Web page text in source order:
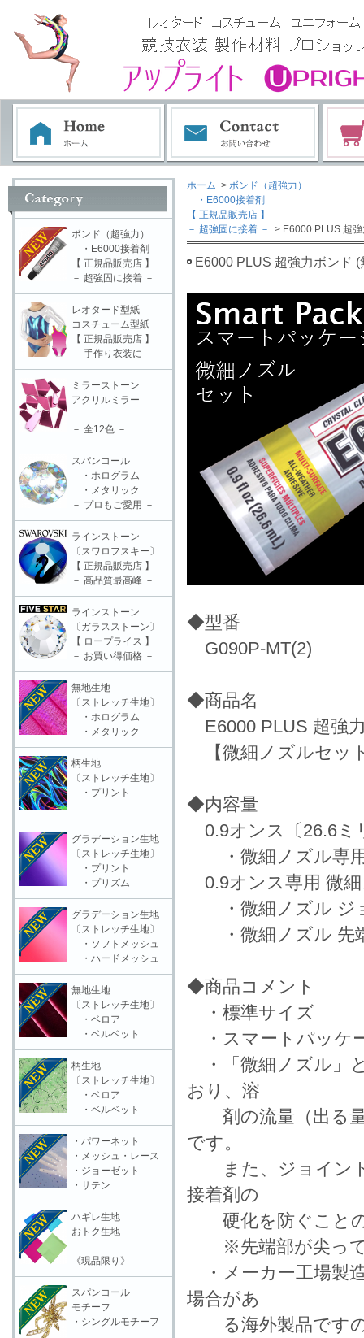
ホーム > ボンド（超強力）
・E6000接着剤
【 正規品販売店 】
－ 超強固に接着 －
> E6000 PLUS 超
E6000 PLUS 超強力ボンド
◆型番
G090P-MT(2)
◆商品名
E6000 PLUS 超強
【微細ノズルセッ
◆内容量
0.9オンス〔26.6ミ
・微細ノズル専用
0.9オンス専用 微
・微細ノズル ジ
・微細ノズル 先
◆商品コメント
・標準サイズ
・スマートパッケ
・「微細ノズル」
おり、溶
剤の流量（出る量
です。
また、ジョイント
接着剤の
硬化を防ぐことの
※先端部が尖って
・メーカー工場製
場合があ
る海外製品ですの
ボンド（超強力）
・E6000接着剤
【 正規品販売店 】
－ 超強固に接着 －
レオタード型紙
コスチューム型紙
【 正規品販売店 】
－ 手作り衣装に －
ミラーストーン
アクリルミラー
－ 全12色 －
スパンコール
・ホログラム
・メタリック
－ プロもご愛用 －
ラインストーン
〔スワロフスキー〕
【 正規品販売店 】
－ 高品質最高峰 －
ラインストーン
〔ガラスストーン〕
【 ロープライス 】
－ お買い得価格 －
無地生地
〔ストレッチ生地〕
・ホログラム
・メタリック
柄生地
〔ストレッチ生地〕
・プリント
グラデーション生地
〔ストレッチ生地〕
・プリント
・プリズム
グラデーション生地
〔ストレッチ生地〕
・ソフトメッシュ
・ハードメッシュ
無地生地
〔ストレッチ生地〕
・ベロア
・ベルベット
柄生地
〔ストレッチ生地〕
・ベロア
・ベルベット
・パワーネット
・メッシュ・レース
・ジョーゼット
・サテン
ハギレ生地
おトク生地
《現品限り》
スパンコール
モチーフ
・シングルモチーフ